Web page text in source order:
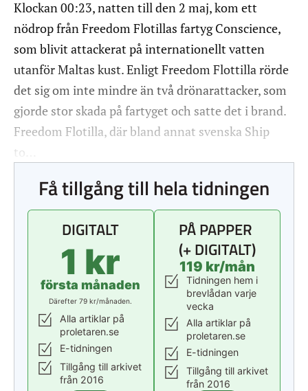
Klockan 00:23, natten till den 2 maj, kom ett
nödrop från Freedom Flotillas fartyg Conscience,
som blivit attackerat på internationellt vatten
utanför Maltas kust. Enligt Freedom Flottilla rörde
det sig om inte mindre än två drönarattacker, som
gjorde stor skada på fartyget och satte det i brand.
Freedom Flotilla, där bland annat svenska Ship
to…
Få tillgång till hela tidningen
DIGITALT
1 kr
första månaden
Därefter 79 kr/månaden.
Alla artiklar på
proletaren.se
E-tidningen
Tillgång till arkivet
från 2016
PÅ PAPPER
(+ DIGITALT)
119 kr/mån
Tidningen hem i
brevlådan varje
vecka
Alla artiklar på
proletaren.se
E-tidningen
Tillgång till arkivet
från 2016